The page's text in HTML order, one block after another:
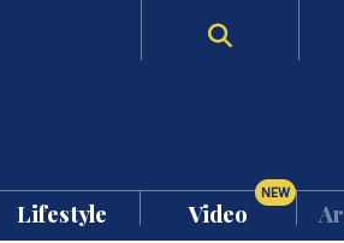
Lifestyle Video
NEW